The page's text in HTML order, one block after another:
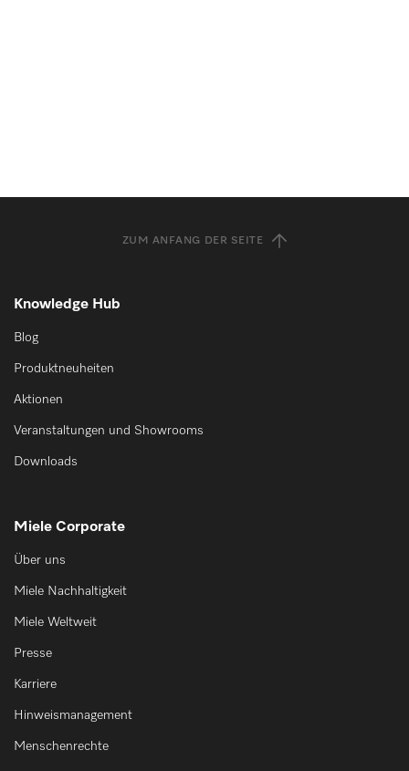
ZUM ANFANG DER SEITE
Knowledge Hub
Blog
Produktneuheiten
Aktionen
Veranstaltungen und Showrooms
Downloads
Miele Corporate
Über uns
Miele Nachhaltigkeit
Miele Weltweit
Presse
Karriere
Hinweismanagement
Menschenrechte